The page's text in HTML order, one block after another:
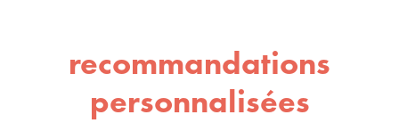
recommandations
personnalisées